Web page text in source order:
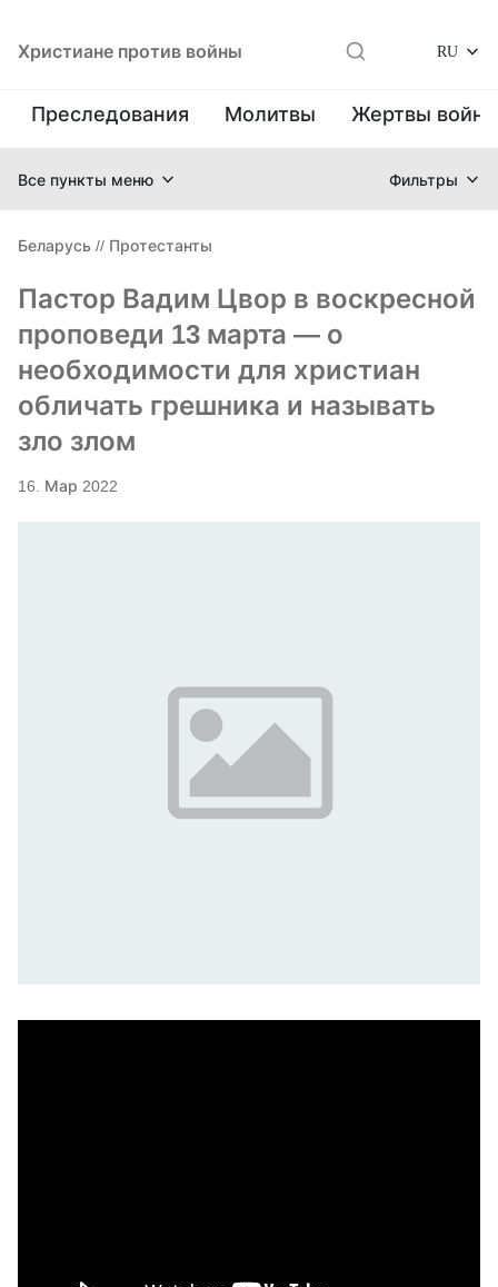
Христиане против войны RU
Преследования Молитвы Жертвы
Все пункты меню Фильтры
Беларусь // Протестанты
Пастор Вадим Цвор в воскресной
проповеди 13 марта — о
необходимости для христиан
обличать грешника и называть
зло злом
16. Мар 2022